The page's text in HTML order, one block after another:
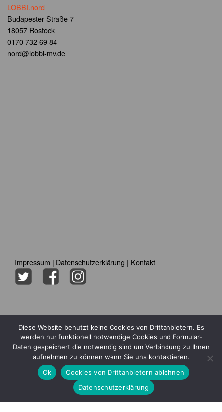
LOBBI.nord
Budapester Straße 7
18057 Rostock
0170 732 69 84
nord@lobbi-mv.de
Impressum | Datenschutzerklärung | Kontakt
Diese Website benutzt keine Cookies von Drittanbietern. Es
werden nur funktionell notwendige Cookies und Formular-
Daten gespeichert die notwendig sind um Verbindung zu Ihnen
aufnehmen zu können wenn Sie uns kontaktieren.
Ok
Cookies von Drittanbietern ablehnen
Datenschutzerklärung